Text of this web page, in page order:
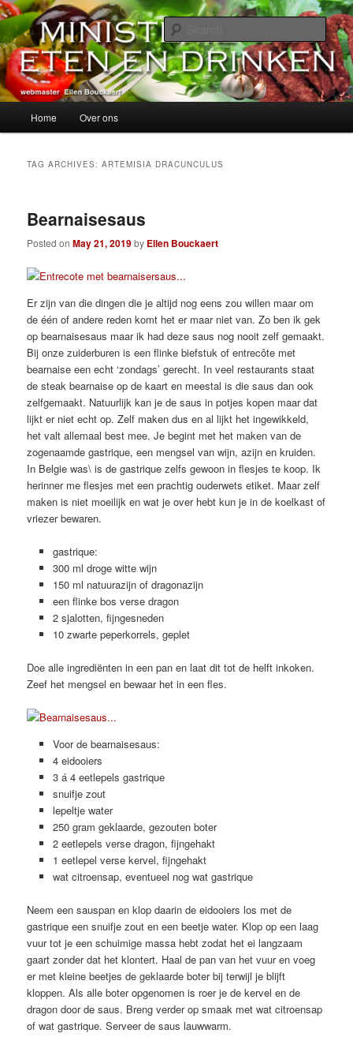
Skip
to
primary
content
Skip
to
secondary
contentMinisterie van Eten en Drinken
alles over eten, drinken en andere genoegens…
Home Over ons
TAG ARCHIVES:ARTEMISIA DRACUNCULUS
Bearnaisesaus
Posted onMay 21, 2019by Ellen Bouckaert
Er zijn van die dingen die je altijd nog eens zou willen maar om
de één of andere reden komt het er maar niet van. Zo ben ik gek
op bearnaisesaus maar ik had deze saus nog nooit zelf gemaakt.
Bij onze zuiderburen is een flinke biefstuk of entrecôte met
bearnaise een echt ‘zondags’ gerecht. In veel restaurants staat
de steak bearnaise op de kaart en meestal is die saus dan ook
zelfgemaakt. Natuurlijk kan je de saus in potjes kopen maar dat
lijkt er niet echt op. Zelf maken dus en al lijkt het ingewikkeld,
het valt allemaal best mee. Je begint met het maken van de
zogenaamde gastrique, een mengsel van wijn, azijn en kruiden.
In Belgie was\ is de gastrique zelfs gewoon in flesjes te koop. Ik
herinner me flesjes met een prachtig ouderwets etiket. Maar zelf
maken is niet moeilijk en wat je over hebt kun je in de koelkast of
vriezer bewaren.
gastrique:
300 ml droge witte wijn
150 ml natuurazijn of dragonazijn
een flinke bos verse dragon
2 sjalotten, fijngesneden
10 zwarte peperkorrels, geplet
Doe alle ingrediënten in een pan en laat dit tot de helft inkoken.
Zeef het mengsel en bewaar het in een fles.
Voor de bearnaisesaus:
4 eidooiers
3 á 4 eetlepels gastrique
snuifje zout
lepeltje water
250 gram geklaarde, gezouten boter
2 eetlepels verse dragon, fijngehakt
1 eetlepel verse kervel, fijngehakt
wat citroensap, eventueel nog wat gastrique
Neem een sauspan en klop daarin de eidooiers los met de
gastrique een snuifje zout en een beetje water. Klop op een laag
vuur tot je een schuimige massa hebt zodat het ei langzaam
gaart zonder dat het klontert. Haal de pan van het vuur en voeg
er met kleine beetjes de geklaarde boter bij terwijl je blijft
kloppen. Als alle boter opgenomen is roer je de kervel en de
dragon door de saus. Breng verder op smaak met wat citroensap
of wat gastrique. Serveer de saus lauwwarm.